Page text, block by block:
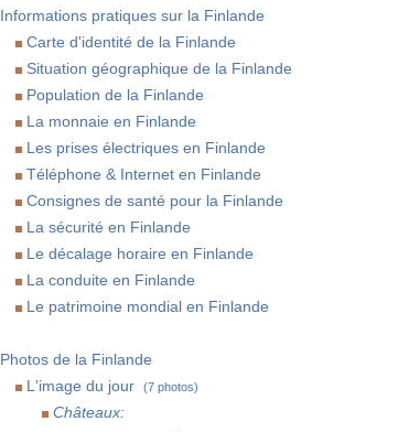
Informations pratiques sur la Finlande
Carte d'identité de la Finlande
Situation géographique de la Finlande
Population de la Finlande
La monnaie en Finlande
Les prises électriques en Finlande
Téléphone & Internet en Finlande
Consignes de santé pour la Finlande
La sécurité en Finlande
Le décalage horaire en Finlande
La conduite en Finlande
Le patrimoine mondial en Finlande
Photos de la Finlande
L'image du jour
(7 photos)
Châteaux: